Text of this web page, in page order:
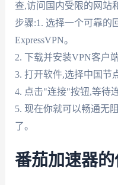
查,访问国内受限的网站
步骤:1. 选择一个可靠的
ExpressVPN。
2. 下载并安装VPN客户
3. 打开软件,选择中国节
4. 点击"连接"按钮,等待
5. 现在你就可以畅通无
了。
番茄加速器